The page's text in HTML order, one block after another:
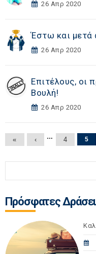
26 Απρ 2020
Έστω και μετά
26 Απρ 2020
Επιτέλους, οι
Βουλή!
26 Απρ 2020
Σελίδες
« ‹ … 4 5
Πρόσφατες